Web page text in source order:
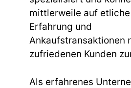
mittlerweile auf etliche
Erfahrung und
Ankaufstransaktionen
zufriedenen Kunden
Als erfahrenes